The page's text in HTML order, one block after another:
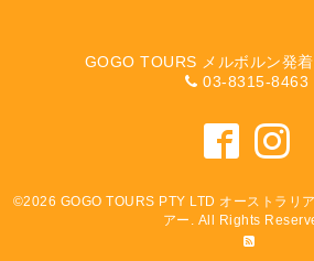
GOGO TOURS メルボルン発
03-8315-8463
©2026 GOGO TOURS PTY LTD オーストラリ
アー . All Rights